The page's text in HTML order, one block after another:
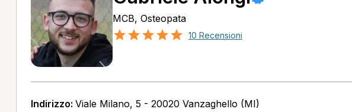
MCB, Osteopata
10 Recensioni
Indirizzo: Viale Milano, 5 - 20020 Vanzaghello (MI)